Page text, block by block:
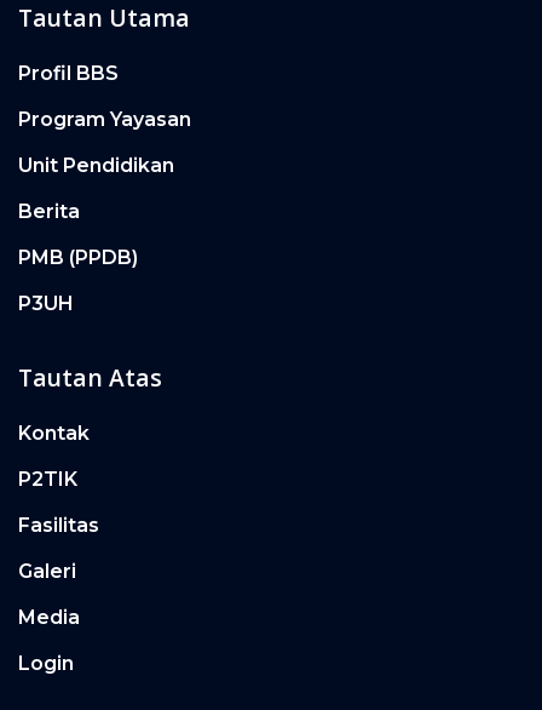
Tautan Utama
Profil BBS
Program Yayasan
Unit Pendidikan
Berita
PMB (PPDB)
P3UH
Tautan Atas
Kontak
P2TIK
Fasilitas
Galeri
Media
Login